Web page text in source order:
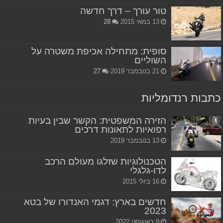
טור עורך – דרך חדשה
13 במאי 2015 28
סופית: מתחילה אכיפת משטרה על
השוליים
21 בנובמבר 2019 27
כתבות רנדומליות
הזירה המשפטית: הקשר שבין בעיות
רפואיות לתאונות דרכים
13 בנובמבר 2019
הטכנולוגיות שזלגו מעולם הרכב
לדו-גלגלי
16 ביולי 2015
חדשים בארץ: דגמי האנדורו של בטא
2023